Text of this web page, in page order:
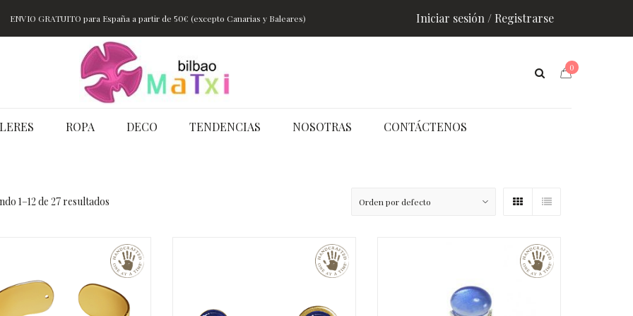
ENVIO GRATUITO para España a partir de 50€ (excepto Canarias y Baleares) Iniciar sesión / Registrarse
0
ROPA DECO TENDENCIAS NOSOTRAS CONTÁCTENOS
1–12 de 27 resultados